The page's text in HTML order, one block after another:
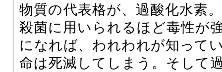
物質の代表格が、過酸化水素
殺菌に用いられるほど毒性が
になれば、われわれが知って
命は死滅してしまう。そして